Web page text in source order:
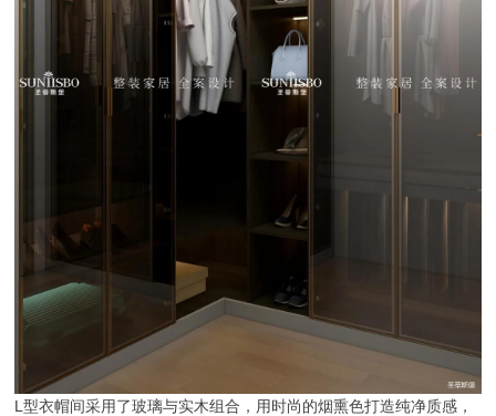
L型衣帽间采用了玻璃与实木组合，用时尚的烟熏色打造纯净质感，